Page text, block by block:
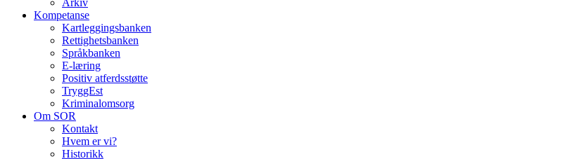
Arkiv
Kompetanse
Kartleggingsbanken
Rettighetsbanken
Språkbanken
E-læring
Positiv atferdsstøtte
TryggEst
Kriminalomsorg
Om SOR
Kontakt
Hvem er vi?
Historikk